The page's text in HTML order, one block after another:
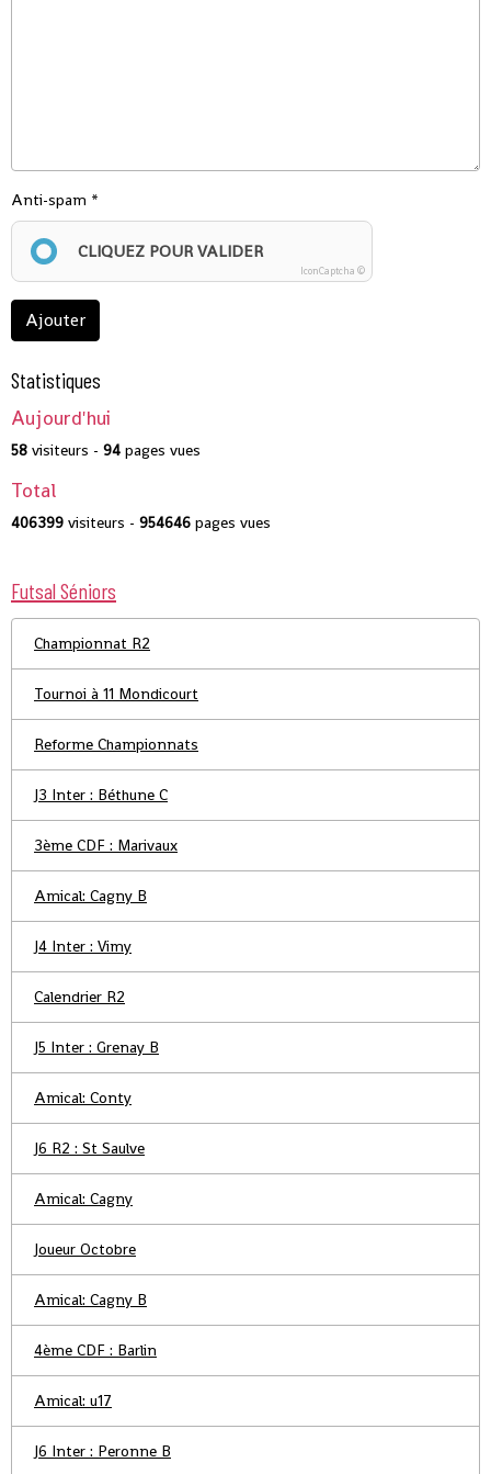
Anti-spam
CLIQUEZ POUR VALIDER
IconCaptcha ©
Ajouter
Statistiques
Aujourd'hui
58 visiteurs - 94 pages vues
Total
406399 visiteurs - 954646 pages vues
Futsal Séniors
Championnat R2
Tournoi à 11 Mondicourt
Reforme Championnats
J3 Inter : Béthune C
3ème CDF : Marivaux
Amical: Cagny B
J4 Inter : Vimy
Calendrier R2
J5 Inter : Grenay B
Amical: Conty
J6 R2 : St Saulve
Amical: Cagny
Joueur Octobre
Amical: Cagny B
4ème CDF : Barlin
Amical: u17
J6 Inter : Peronne B